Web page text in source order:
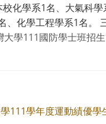
化學系1名、大氣科
、化學工程學系1名。
大學111國防學士班招
111學年度運動績優學